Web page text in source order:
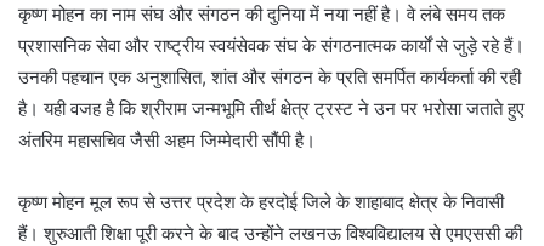
कृष्ण मोहन का नाम संघ और संगठन की दुनिया में नया नहीं है। वे लंबे समय तक
प्रशासनिक सेवा और राष्ट्रीय स्वयंसेवक संघ के संगठनात्मक कार्यों से जुड़े रहे हैं।
उनकी पहचान एक अनुशासित, शांत और संगठन के प्रति समर्पित कार्यकर्ता की रही
है। यही वजह है कि श्रीराम जन्मभूमि तीर्थ क्षेत्र ट्रस्ट ने उन पर भरोसा जताते हुए
अंतरिम महासचिव जैसी अहम जिम्मेदारी सौंपी है।
कृष्ण मोहन मूल रूप से उत्तर प्रदेश के हरदोई जिले के शाहाबाद क्षेत्र के निवासी
हैं। शुरुआती शिक्षा पूरी करने के बाद उन्होंने लखनऊ विश्वविद्यालय से एमएससी की